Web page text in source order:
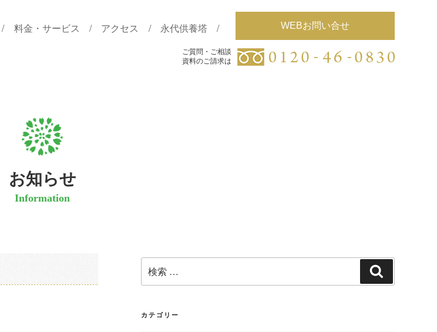
料金・サービス アクセス 永代供養塔 WEBお問い合せ
ご質問・ご相談
資料のご請求は
ご質問・ご相談
資料のご請求は
お知らせ
Information
索:
索
カテゴリー